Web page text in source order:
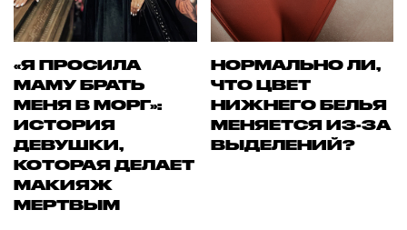
«Я ПРОСИЛА
МАМУ БРАТЬ
МЕНЯ В МОРГ»:
ИСТОРИЯ
ДЕВУШКИ,
КОТОРАЯ ДЕЛАЕТ
МАКИЯЖ
МЕРТВЫМ
НОРМАЛЬНО ЛИ,
ЧТО ЦВЕТ
НИЖНЕГО БЕЛЬЯ
МЕНЯЕТСЯ ИЗ-ЗА
ВЫДЕЛЕНИЙ?